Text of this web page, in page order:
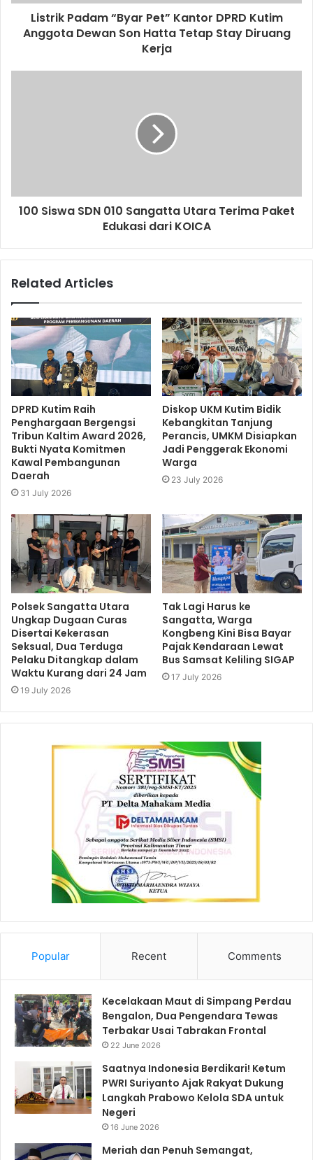
Listrik Padam “Byar Pet” Kantor DPRD Kutim
Anggota Dewan Son Hatta Tetap Stay Diruang
Kerja
100 Siswa SDN 010 Sangatta Utara Terima Paket
Edukasi dari KOICA
Related Articles
DPRD Kutim Raih
Penghargaan Bergengsi
Tribun Kaltim Award 2026,
Bukti Nyata Komitmen
Kawal Pembangunan
Daerah
31 July 2026
Diskop UKM Kutim Bidik
Kebangkitan Tanjung
Perancis, UMKM Disiapkan
Jadi Penggerak Ekonomi
Warga
23 July 2026
Polsek Sangatta Utara
Ungkap Dugaan Curas
Disertai Kekerasan
Seksual, Dua Terduga
Pelaku Ditangkap dalam
Waktu Kurang dari 24 Jam
19 July 2026
Tak Lagi Harus ke
Sangatta, Warga
Kongbeng Kini Bisa Bayar
Pajak Kendaraan Lewat
Bus Samsat Keliling SIGAP
17 July 2026
Popular Recent Comments
Kecelakaan Maut di Simpang Perdau
Bengalon, Dua Pengendara Tewas
Terbakar Usai Tabrakan Frontal
22 June 2026
Saatnya Indonesia Berdikari! Ketum
PWRI Suriyanto Ajak Rakyat Dukung
Langkah Prabowo Kelola SDA untuk
Negeri
16 June 2026
Meriah dan Penuh Semangat,